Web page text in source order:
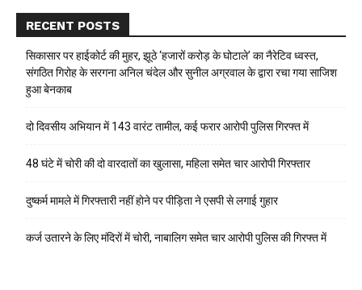
RECENT POSTS
सिकासार पर हाईकोर्ट की मुहर, झूठे ‘हजारों करोड़ के घोटाले’ का नैरेटिव ध्वस्त,
संगठित गिरोह के सरगना अनिल चंदेल और सुनील अग्रवाल के द्वारा रचा गया साजिश
हुआ बेनकाब
दो दिवसीय अभियान में 143 वारंट तामील, कई फरार आरोपी पुलिस गिरफ्त में
48 घंटे में चोरी की दो वारदातों का खुलासा, महिला समेत चार आरोपी गिरफ्तार
दुष्कर्म मामले में गिरफ्तारी नहीं होने पर पीड़िता ने एसपी से लगाई गुहार
कर्ज उतारने के लिए मंदिरों में चोरी, नाबालिग समेत चार आरोपी पुलिस की गिरफ्त में